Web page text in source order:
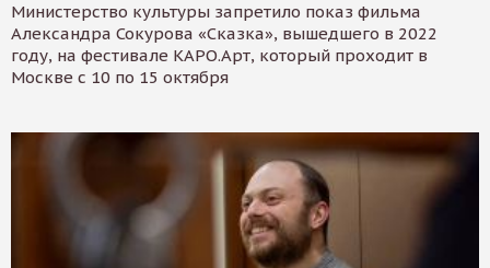
Министерство культуры запретило показ фильма
Александра Сокурова «Сказка», вышедшего в 2022
году, на фестивале КАРО.Арт, который проходит в
Москве с 10 по 15 октября